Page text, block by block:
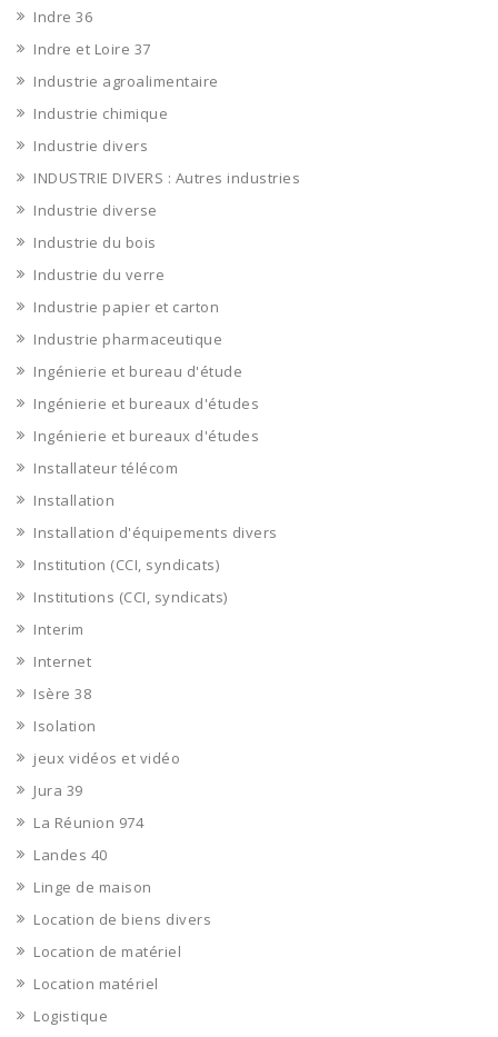
Indre 36
Indre et Loire 37
Industrie agroalimentaire
Industrie chimique
Industrie divers
INDUSTRIE DIVERS : Autres industries
Industrie diverse
Industrie du bois
Industrie du verre
Industrie papier et carton
Industrie pharmaceutique
Ingénierie et bureau d'étude
Ingénierie et bureaux d'études
Ingénierie et bureaux d'études
Installateur télécom
Installation
Installation d'équipements divers
Institution (CCI, syndicats)
Institutions (CCI, syndicats)
Interim
Internet
Isère 38
Isolation
jeux vidéos et vidéo
Jura 39
La Réunion 974
Landes 40
Linge de maison
Location de biens divers
Location de matériel
Location matériel
Logistique